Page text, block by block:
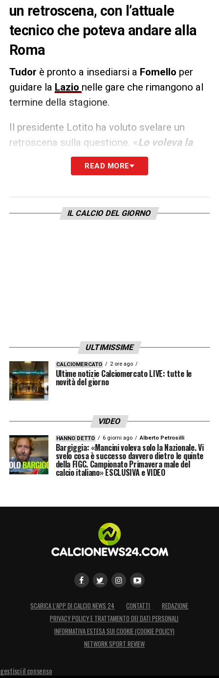
un retroscena, con l’attuale
tecnico che poteva andare alla
Roma
Tudor è pronto a insediarsi a Fomello per
guidare la Lazio nelle gare che rimangono al
termine della stagione.
Il presidente Lotito ha voluto svelare un
retroscena sulla questione. «Lo voleva la
Roma e il Napoli e non ci è andato
scelto noi e siamo contenti. Adesso
LA PLAYLIST DELLE NOSTRE TOP NEWS
READ MORE
IL CALCIO DEL GIORNO
ULTIMISSIME
CALCIOMERCATO 2 ore ago
Ultime notizie Calciomercato LIVE: tutte le
novità del giorno
VIDEO
HANNO DETTO 6 giorni ago Alberto Petrosilli
Bargiggia: «Mancini voleva solo la Nazionale. Vi
svelo cosa è successo davvero dietro le quinte
della FIGC. Campionato Primavera male del
calcio italiano» ESCLUSIVA e VIDEO
SCARICA L’APP DI CALCIO NEWS 24 CONTATTI
REDAZIONE
PRIVACY POLICY E TRATTAMENTO DEI DATI PERSONALI
INFORMATIVA ESTESA SUI COOKIE (COOKIE POLICY)
NETWORK SPORT REVIEW
gestisci il consenso